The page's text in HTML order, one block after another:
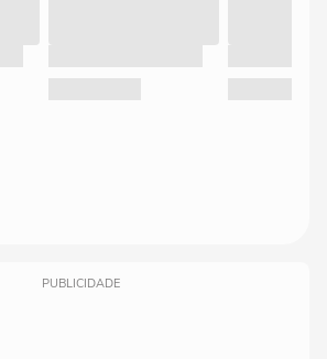
PUBLICIDADE